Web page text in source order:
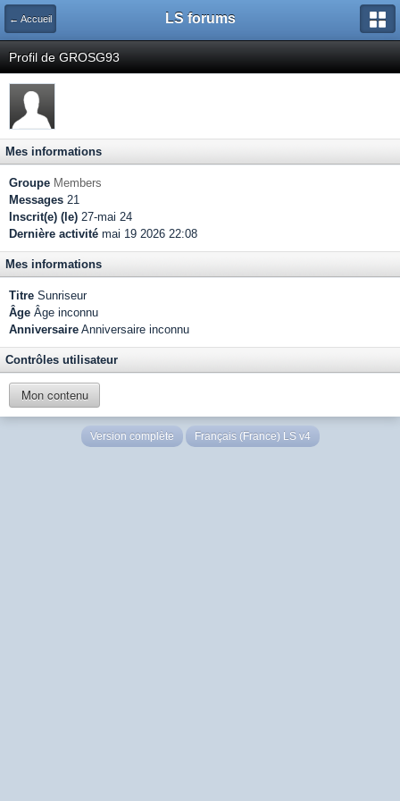
← Accueil LS forums
Profil de GROSG93
Mes informations
Groupe Members
Messages 21
Inscrit(e) (le) 27-mai 24
Dernière activité mai 19 2026 22:08
Mes informations
Titre Sunriseur
Âge Âge inconnu
Anniversaire Anniversaire inconnu
Contrôles utilisateur
Mon contenu
Version complète Français (France) LS v4